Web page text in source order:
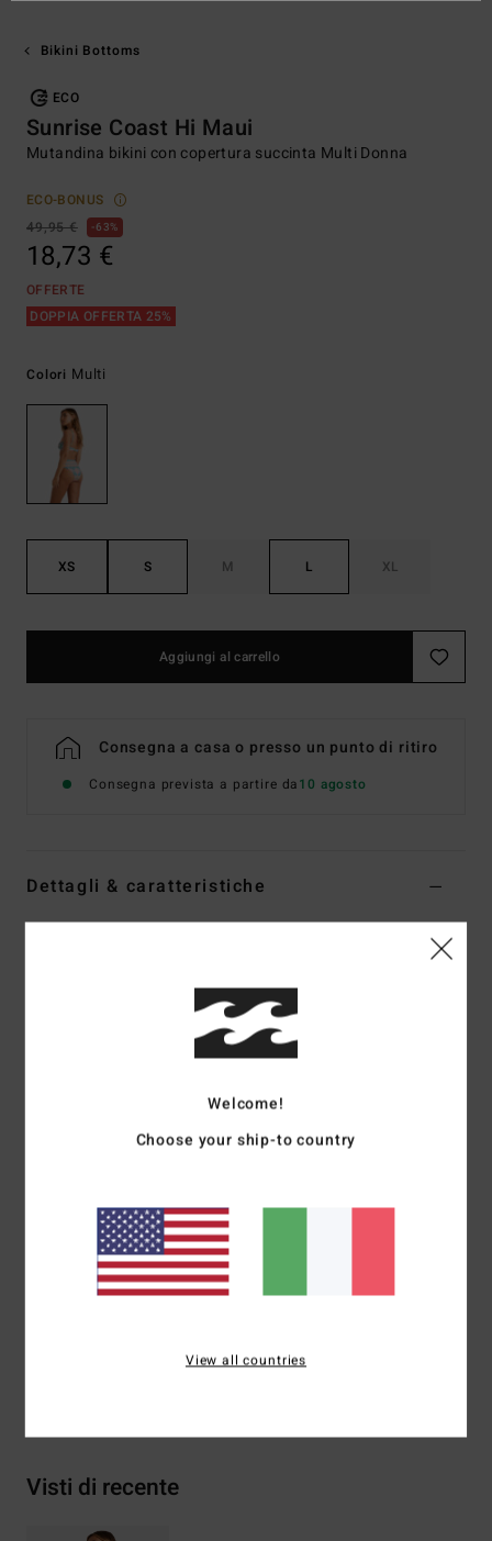
Bikini Bottoms
ECO
Sunrise Coast Hi Maui
Mutandina bikini con copertura succinta Multi Donna
ECO-BONUS
49,95 €
63%
18,73 €
OFFERTE
DOPPIA OFFERTA 25%
Colori Multi
XS S M L XL
Aggiungi al carrello
Consegna a casa o presso un punto di ritiro
Consegna prevista a partire da10 agosto
Dettagli & caratteristiche
Mutandina bikini con copertura succinta Multi Donna
vita alta
Copertura:copertura succinta
Marcatura:placca in metallo
Composizione[Tessuto principale] 78% nylon riciclato,
Visti di recente
Welcome!
Choose your ship-to country
View all countries